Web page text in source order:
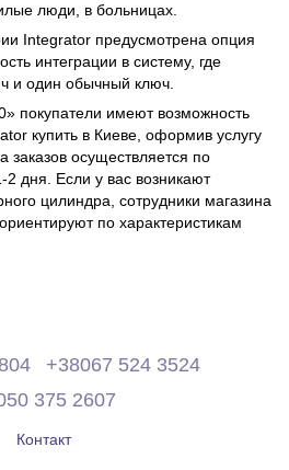
люди, в больницах.
Integrator предусмотрена опция
интеграции в систему, где
и один обычный ключ.
покупатели имеют возможность
купить в Киеве, оформив услугу
заказов осуществляется по
2 дня. Если у вас возникают
цилиндра, сотрудники магазина
по характеристикам
+38067 524 3524
375 2607
Контакт